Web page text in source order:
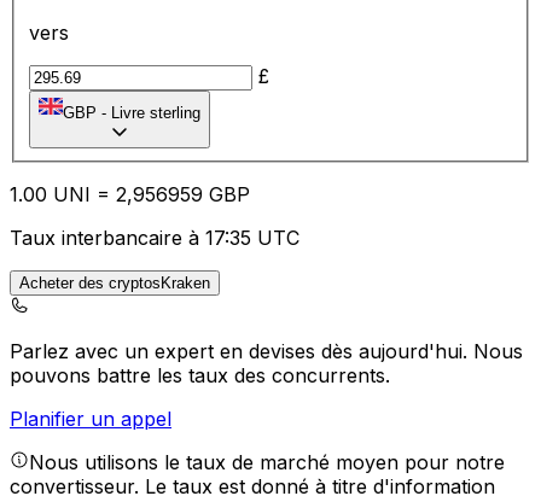
vers
£
GBP - Livre sterling
1.00 UNI = 2,956959 GBP
Taux interbancaire à 17:35 UTC
Acheter des cryptosKraken
Parlez avec un expert en devises dès aujourd'hui. Nous
pouvons battre les taux des concurrents.
Planifier un appel
Nous utilisons le taux de marché moyen pour notre
convertisseur. Le taux est donné à titre d'information